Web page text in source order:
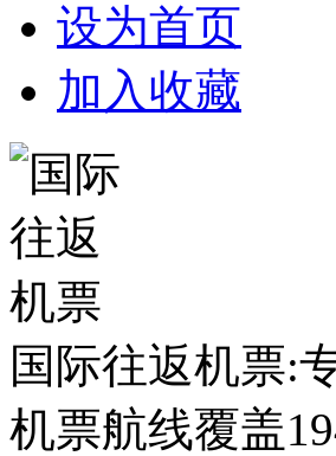
设为首页
加入收藏
国际往返机票:
机票航线覆盖